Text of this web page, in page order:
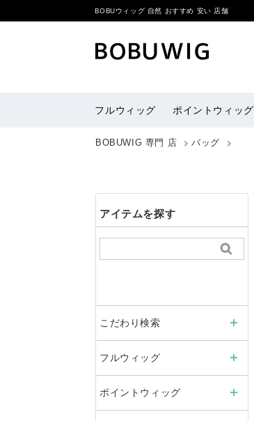
BOBUウィッグ 自然 おすすめ 安い 店舗
フルウィッグ ポイントウィッグ
BOBUWIG 専門 店 バッグ
アイテムを探す
こだわり検索
フルウィッグ
ポイントウィッグ